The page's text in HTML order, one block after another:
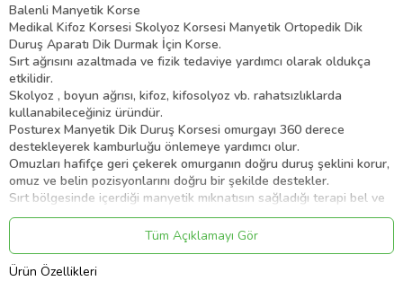
Balenli Manyetik Korse
Medikal Kifoz Korsesi Skolyoz Korsesi Manyetik Ortopedik Dik
Duruş Aparatı Dik Durmak İçin Korse.
Sırt ağrısını azaltmada ve fizik tedaviye yardımcı olarak oldukça
etkilidir.
Skolyoz , boyun ağrısı, kifoz, kifosolyoz vb. rahatsızlıklarda
kullanabileceğiniz üründür.
Posturex Manyetik Dik Duruş Korsesi omurgayı 360 derece
destekleyerek kamburluğu önlemeye yardımcı olur.
Omuzları hafifçe geri çekerek omurganın doğru duruş şeklini korur,
omuz ve belin pozisyonlarını doğru bir şekilde destekler.
Sırt bölgesinde içerdiği manyetik mıknatısın sağladığı terapi bel ve
omuz ağrısının hafifletmesine yardımcı olur.
Günlük hayatta otururken, araç kullanırken yada ayakta yanlış
duruş şekline bağlı olarak ortaya çıkabilecek kamburluğu önlemeye
yardımcı olur.
Tüm Açıklamayı Gör
Ürün Özellikleri